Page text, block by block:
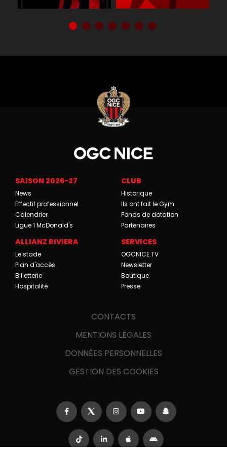
SAISON 2026-27
News
Effectif professionnel
Calendrier
Ligue 1 McDonald's
CLUB
Historique
Ils ont fait le Gym
Fonds de dotation
Partenaires
ALLIANZ RIVIERA
Le stade
Plan d'accès
Billetterie
Hospitalité
SERVICES
OGCNICE.TV
Newsletter
Boutique
Presse
CONTACTS
MENTIONS LÉGALES
DONNÉES PERSONNELLES
GESTION DES COOKIES